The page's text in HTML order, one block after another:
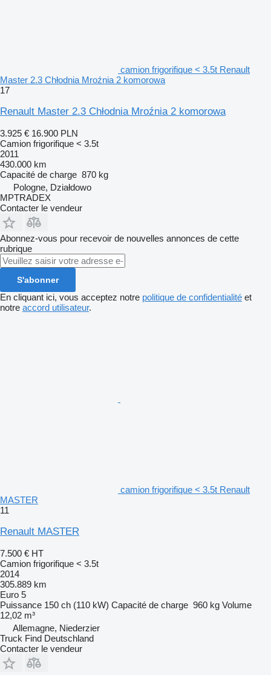
camion frigorifique < 3.5t Renault
Master 2.3 Chłodnia Mroźnia 2 komorowa
17
Renault Master 2.3 Chłodnia Mroźnia 2 komorowa
3.925 € 16.900 PLN
Camion frigorifique < 3.5t
2011
430.000 km
Capacité de charge 870 kg
Pologne, Działdowo
MPTRADEX
Contacter le vendeur
Abonnez-vous pour recevoir de nouvelles annonces de cette
rubrique
S'abonner
En cliquant ici, vous acceptez notre politique de confidentialité et
notre accord utilisateur.
camion frigorifique < 3.5t Renault
MASTER
11
Renault MASTER
7.500 € HT
Camion frigorifique < 3.5t
2014
305.889 km
Euro 5
Puissance 150 ch (110 kW) Capacité de charge 960 kg Volume
12,02 m³
Allemagne, Niederzier
Truck Find Deutschland
Contacter le vendeur